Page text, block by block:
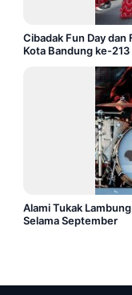
Cibadak Fun Day dan
Kota Bandung ke-213
Alami Tukak
Selama September